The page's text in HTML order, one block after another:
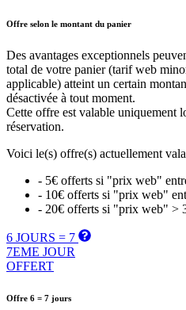
Offre selon le montant du panier
Des avantages exceptionnels
total de votre panier (tarif web
applicable) atteint un certain
désactivée à tout moment.
Cette offre est valable uniquement
réservation.
Voici le(s) offre(s) actuellement
- 5€ offerts si "prix web"
- 10€ offerts si "prix web"
- 20€ offerts si "prix web" >
6 JOURS = 7
7EME JOUR
OFFERT
Offre 6 = 7 jours